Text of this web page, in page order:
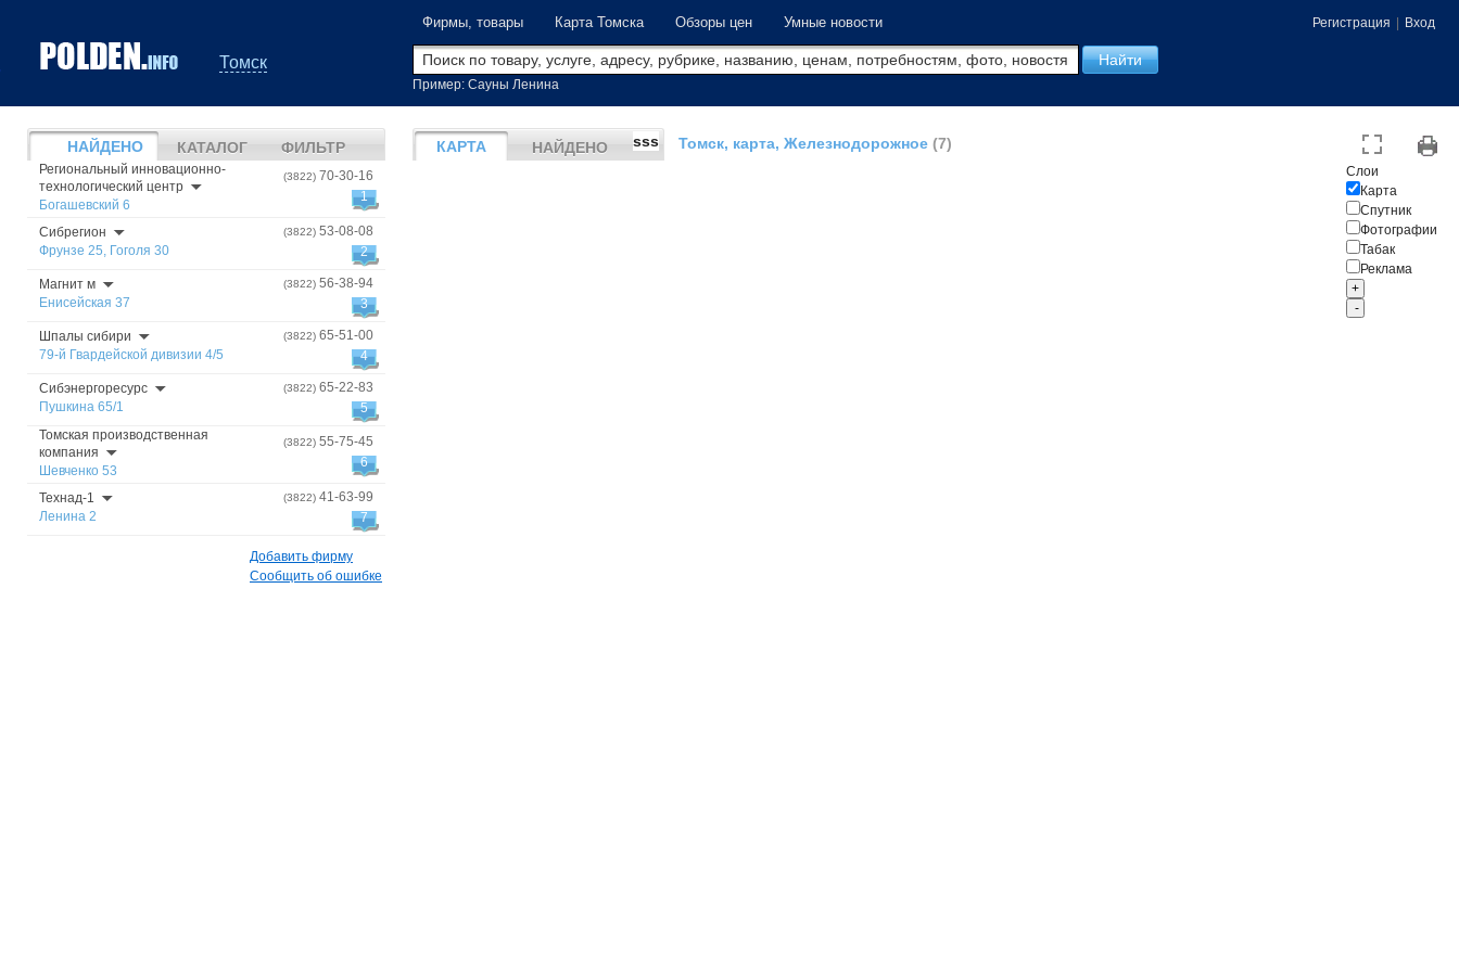
Томск
Регистрация Вход
Фирмы, товары Карта Томска Обзоры цен Умные новости
Пример: Сауны Ленина
НАЙДЕНО КАТАЛОГ ФИЛЬТР
Региональный инновационно-
технологический центр
Богашевский 6
(3822) 70-30-16
1
Сибрегион
Фрунзе 25, Гоголя 30
(3822) 53-08-08
2
Магнит м
Енисейская 37
(3822) 56-38-94
3
Шпалы сибири
79-й Гвардейской дивизии 4/5
(3822) 65-51-00
4
Сибэнергоресурс
Пушкина 65/1
(3822) 65-22-83
5
Томская производственная
компания
Шевченко 53
(3822) 55-75-45
6
Технад-1
Ленина 2
(3822) 41-63-99
7
Добавить фирму
Сообщить об ошибке
КАРТА НАЙДЕНО sss Томск, карта, Железнодорожное (7)
Слои
Карта
Спутник
Фотографии
Табак
Реклама